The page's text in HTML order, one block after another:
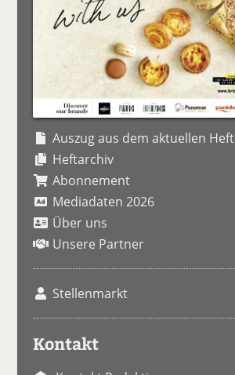
Auszug aus dem aktuellen Heft
Heftarchiv
Abonnement
Mediadaten 2026
Über uns
Unsere Partner
Stellenmarkt
Kontakt